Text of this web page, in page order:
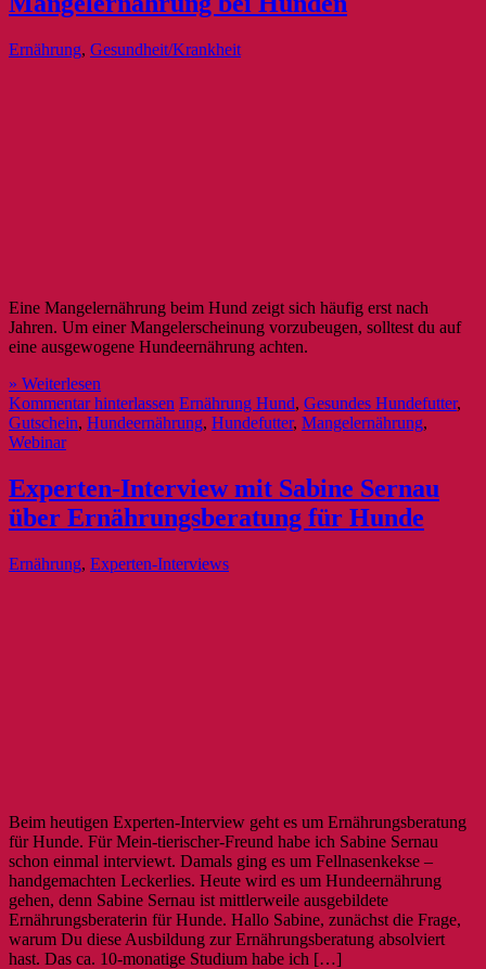
Ernährung, Gesundheit/Krankheit
Eine Mangelernährung beim Hund zeigt sich häufig erst nach
Jahren. Um einer Mangelerscheinung vorzubeugen, solltest du auf
eine ausgewogene Hundeernährung achten.
» Weiterlesen
Kommentar hinterlassen Ernährung Hund, Gesundes Hundefutter,
Gutschein, Hundeernährung, Hundefutter, Mangelernährung,
Webinar
Experten-Interview mit Sabine Sernau
über Ernährungsberatung für Hunde
Ernährung, Experten-Interviews
Beim heutigen Experten-Interview geht es um Ernährungsberatung
für Hunde. Für Mein-tierischer-Freund habe ich Sabine Sernau
schon einmal interviewt. Damals ging es um Fellnasenkekse –
handgemachten Leckerlies. Heute wird es um Hundeernährung
gehen, denn Sabine Sernau ist mittlerweile ausgebildete
Ernährungsberaterin für Hunde. Hallo Sabine, zunächst die Frage,
warum Du diese Ausbildung zur Ernährungsberatung absolviert
hast. Das ca. 10-monatige Studium habe ich […]